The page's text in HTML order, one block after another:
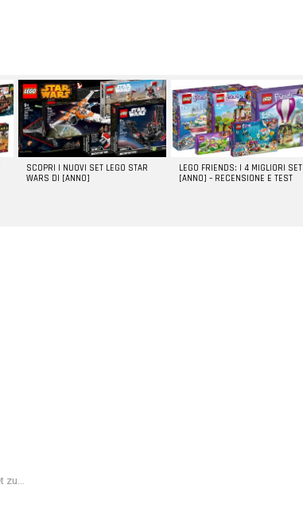
SCOPRI I NUOVI SET LEGO STAR
WARS DI [ANNO]
LEGO FRIENDS: I 4 MIGLIORI SET
[ANNO] – RECENSIONE E TEST